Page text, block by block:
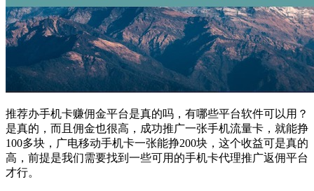
推荐办手机卡赚佣金平台是真的吗，有哪些平台软件可以用？
是真的，而且佣金也很高，成功推广一张手机流量卡，就能挣
100多块，广电移动手机卡一张能挣200块，这个收益可是真的
高，前提是我们需要找到一些可用的手机卡代理推广返佣平台
才行。